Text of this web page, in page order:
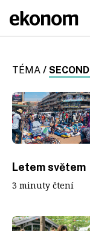
TÉMA /
Letem světem
3 minuty čtení